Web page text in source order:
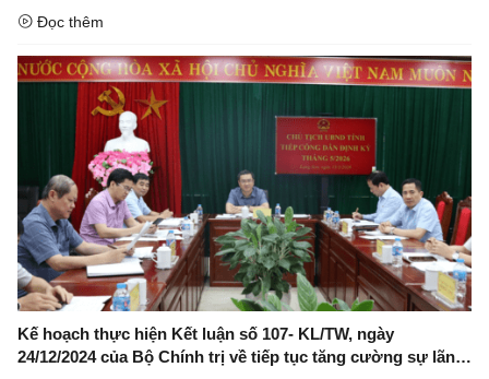
Đọc thêm
Kế hoạch thực hiện Kết luận số 107- KL/TW, ngày
24/12/2024 của Bộ Chính trị về tiếp tục tăng cường sự lãnh